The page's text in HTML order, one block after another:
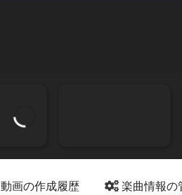
動画の作成履歴 楽曲情報の